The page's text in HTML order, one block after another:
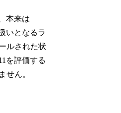
本来は
いとなるラ
ルされた状
を評価する
せん。